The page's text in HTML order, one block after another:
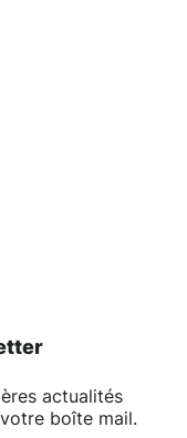
actualités
boîte mail.